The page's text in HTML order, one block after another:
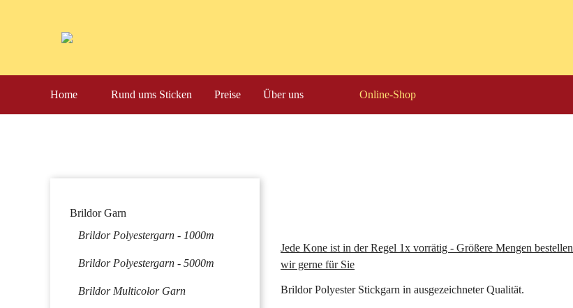
NavigationHome Rund ums Sticken Preise Über uns Online-Shop
Jede Kone ist in der Regel 1x vorrätig - Größere Mengen bestellen
wir gerne für Sie
Brildor Polyester Stickgarn in ausgezeichneter Qualität.
Navigation
Brildor Garn
Brildor Polyestergarn - 1000m
Brildor Polyestergarn - 5000m
Brildor Multicolor Garn